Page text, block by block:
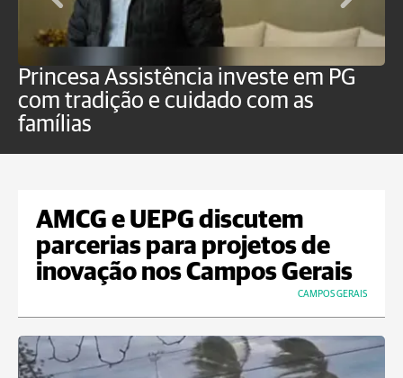
Princesa Assistência investe em PG
com tradição e cuidado com as
famílias
AMCG e UEPG discutem
parcerias para projetos de
inovação nos Campos Gerais
CAMPOS GERAIS